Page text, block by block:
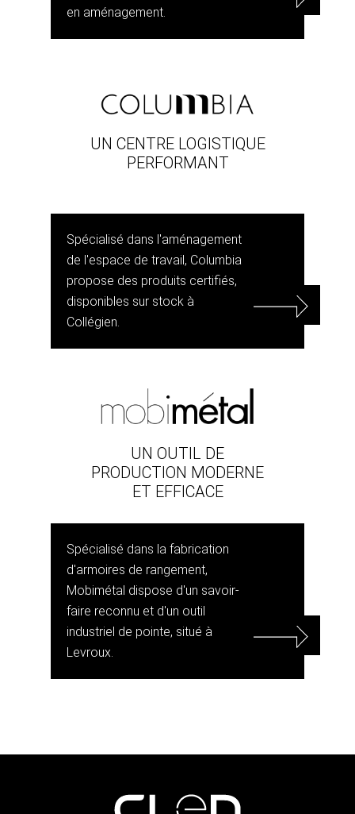
en aménagement.
UN CENTRE LOGISTIQUE
PERFORMANT
Spécialisé dans l'aménagement
de l'espace de travail, Columbia
propose des produits certifiés,
disponibles sur stock à
Collégien.
UN OUTIL DE
PRODUCTION MODERNE
ET EFFICACE
Spécialisé dans la fabrication
d'armoires de rangement,
Mobimétal dispose d'un savoir-
faire reconnu et d'un outil
industriel de pointe, situé à
Levroux.